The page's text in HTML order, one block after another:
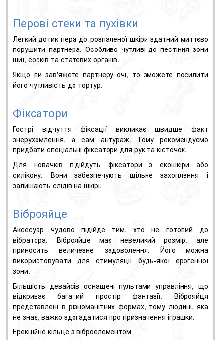
Перові стеки та пухівки
Легкий дотик пера до розпаленої шкіри здатний миттєво
порушити партнера. Особливо чутливі до пестіння зони
шиї, сосків та статевих органів.
Якщо ви зав'яжете партнеру очі, то зможете посилити
його чутливість до тортур.
Фіксатори
Гострі відчуття фіксації викликає швидше факт
знерухомлення, а сам антураж.
Тому рекомендуємо
придбати спеціальні фіксатори для рук та кісточок.
Для новачків підійдуть фіксатори з екошкіри або
силікону.
Вони забезпечують щільне захоплення і
залишають слідів на шкірі.
Віброяйце
Аксесуар чудово підійде тим, хто не готовий до
вібратора.
Віброяйце має невеликий розмір, але
приносить величезне задоволення.
Його можна
використовувати для стимуляції будь-якої ерогенної
зони.
Більшість девайсів оснащені пультами управління, що
відкриває багатий простір фантазії.
Віброяйця
представлені в різноманітних формах, тому людині, яка
не знає, важко здогадатися про призначення іграшки.
Ерекційне кільце з віброелементом